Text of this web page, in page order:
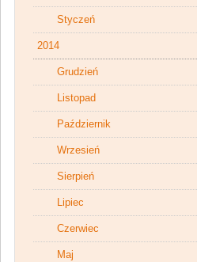
Styczeń
2014
Grudzień
Listopad
Październik
Wrzesień
Sierpień
Lipiec
Czerwiec
Maj